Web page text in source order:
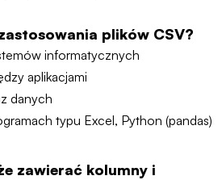
plików CSV?
informatycznych
aplikacjami
danych
typu Excel, Python (pandas)
zawierać kolumny i